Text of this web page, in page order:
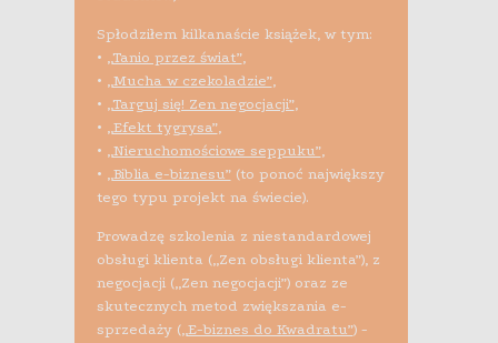
Spłodziłem kilkanaście książek, w tym:
• „Tanio przez świat”,
• „Mucha w czekoladzie”,
• „Targuj się! Zen negocjacji”,
• „Efekt tygrysa”,
• „Nieruchomościowe seppuku”,
• „Biblia e-biznesu”(to ponoć największy
tego typu projekt na świecie).
Prowadzę szkolenia z niestandardowej
obsługi klienta („Zen obsługi klienta”), z
negocjacji („Zen negocjacji”) oraz ze
skutecznych metod zwiększania e-
sprzedaży („E-biznes do Kwadratu”) -